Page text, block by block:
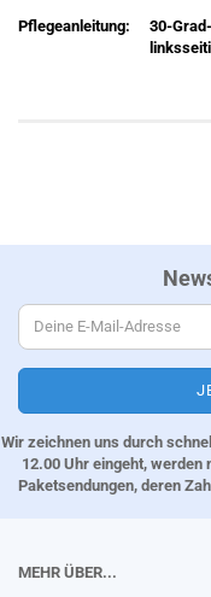
Pflegeanleitung:
30-
Wir zeichnen uns durch
12.00 Uhr eingeht, werden
Paketsendungen, deren
MEHR ÜBER...